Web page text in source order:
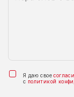
Я даю свое
с политикой